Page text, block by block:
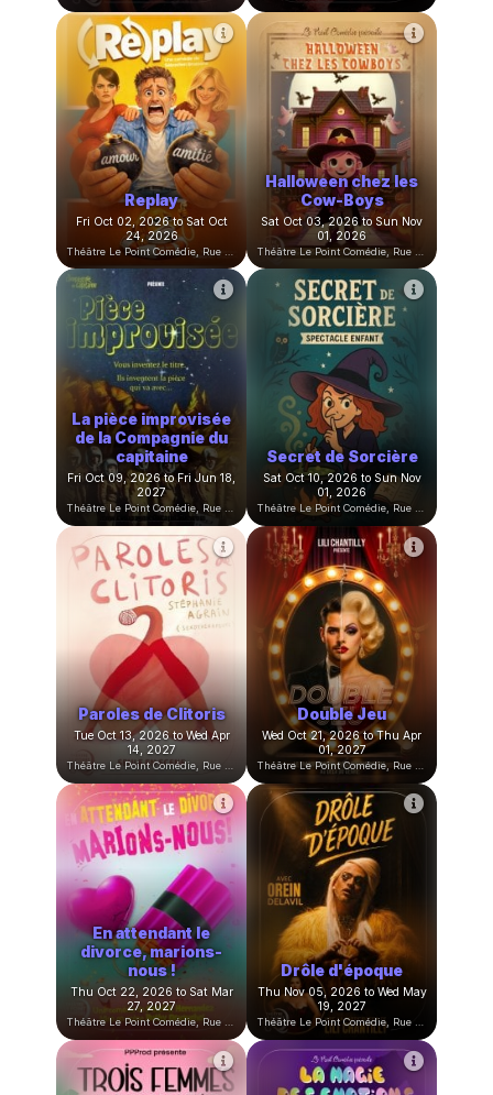
Le Casting de ma Vie
Fri Sep 11, 2026 to Sat Sep 26,
2026
Les Adoleschiants
Sat Sep 12, 2026 to Sat Feb
20, 2027
Les Reines du
Burlesque
Wed Sep 16, 2026 to Thu May
06, 2027
Meurtre en coulisse
Wed Sep 23, 2026 to Sun May
02, 2027
Replay
Fri Oct 02, 2026 to Sat Oct
24, 2026
Halloween chez les
Cow-Boys
Sat Oct 03, 2026 to Sun Nov
01, 2026
La pièce improvisée
de la Compagnie du
capitaine
Fri Oct 09, 2026 to Fri Jun 18,
2027
Secret de Sorcière
Sat Oct 10, 2026 to Sun Nov
01, 2026